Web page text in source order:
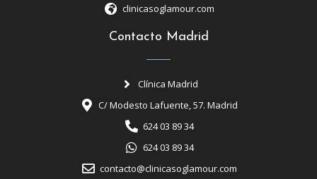
clinicasoglamour.com
Contacto Madrid
Clínica Madrid
C/ Modesto Lafuente, 57. Madrid
624 03 89 34
624 03 89 34
contacto@clinicasoglamour.com